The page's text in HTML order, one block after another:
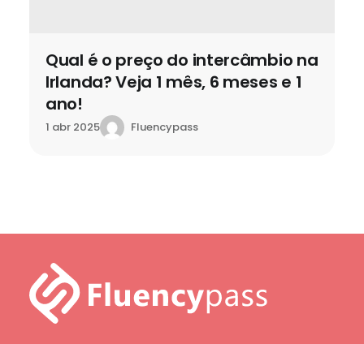
Qual é o preço do intercâmbio na
Irlanda? Veja 1 mês, 6 meses e 1
ano!
1 abr 2025 Fluencypass